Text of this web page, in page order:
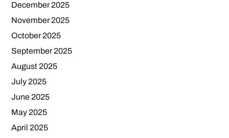
December 2025
November 2025
October 2025
September 2025
August 2025
July 2025
June 2025
May 2025
April 2025